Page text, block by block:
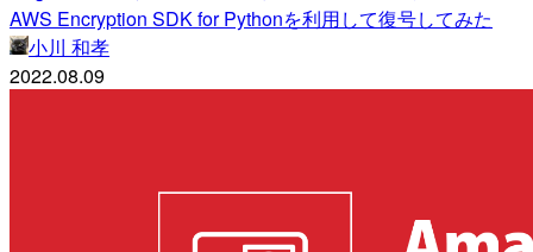
AWS Encryption SDK for Pythonを利用して復号してみた
小川 和孝
2022.08.09